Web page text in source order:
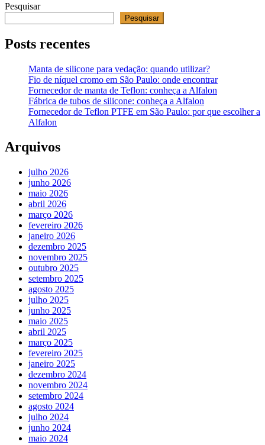
Pesquisar
Pesquisar
Posts recentes
Manta de silicone para vedação: quando utilizar?
Fio de níquel cromo em São Paulo: onde encontrar
Fornecedor de manta de Teflon: conheça a Alfalon
Fábrica de tubos de silicone: conheça a Alfalon
Fornecedor de Teflon PTFE em São Paulo: por que escolher a
Alfalon
Arquivos
julho 2026
junho 2026
maio 2026
abril 2026
março 2026
fevereiro 2026
janeiro 2026
dezembro 2025
novembro 2025
outubro 2025
setembro 2025
agosto 2025
julho 2025
junho 2025
maio 2025
abril 2025
março 2025
fevereiro 2025
janeiro 2025
dezembro 2024
novembro 2024
setembro 2024
agosto 2024
julho 2024
junho 2024
maio 2024